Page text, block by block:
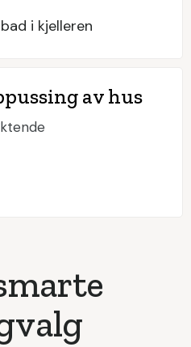
i kjelleren
av hus